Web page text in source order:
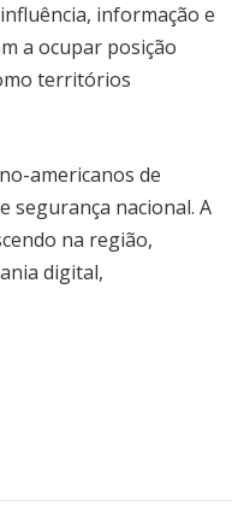
informação e
a ocupar posição
territórios
americanos de
segurança nacional. A
na região,
digital,